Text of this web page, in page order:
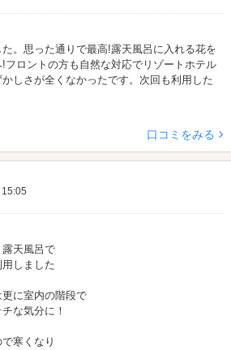
。思った通りで最高!露天風呂に入れる花を
フロントの方も自然な対応でリゾートホテル
しさが全くなかったです。次回も利用した
口コミをみる
天風呂で
しました
に室内の階段で
な気分に！
寒くなり